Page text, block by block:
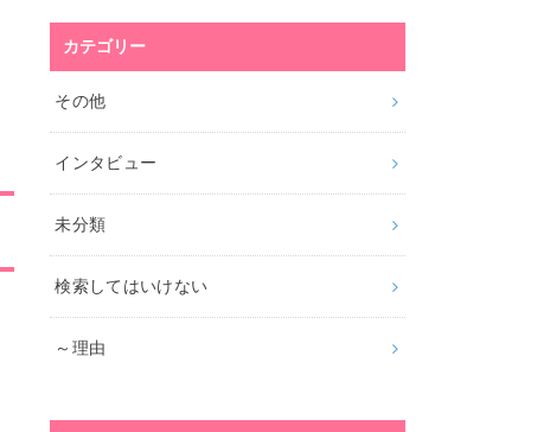
カテゴリー
その他
インタビュー
未分類
検索してはいけない
～理由